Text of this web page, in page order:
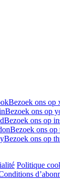
Bezoek ons op
Bezoek ons op
Bezoek ons op
Bezoek ons op
Bezoek ons op
Politique